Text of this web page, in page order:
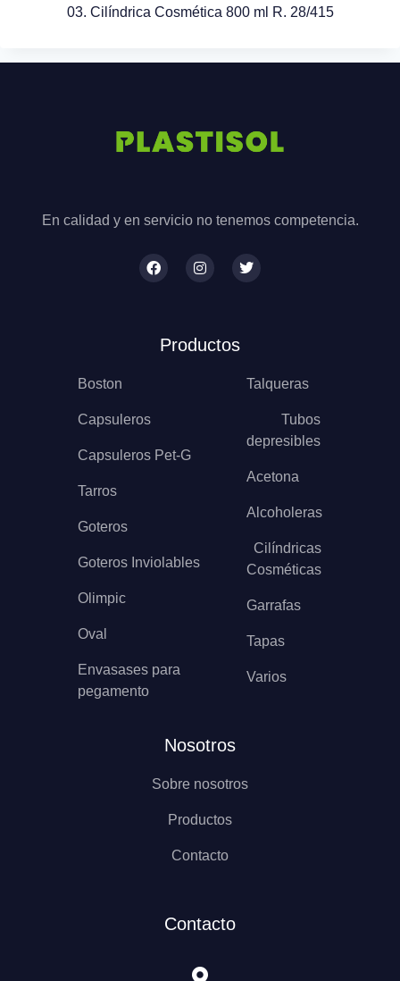
03. Cilíndrica Cosmética 800 ml R. 28/415
En calidad y en servicio no tenemos competencia.
Productos
Boston
Capsuleros
Capsuleros Pet-G
Tarros
Goteros
Goteros Inviolables
Olimpic
Oval
Envasases para
pegamento
Talqueras
Tubos
depresibles
Acetona
Alcoholeras
Cilíndricas
Cosméticas
Garrafas
Tapas
Varios
Nosotros
Sobre nosotros
Productos
Contacto
Contacto